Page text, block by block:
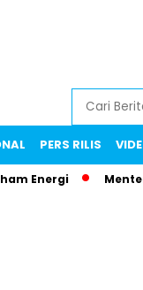
PERS RILIS
Energi